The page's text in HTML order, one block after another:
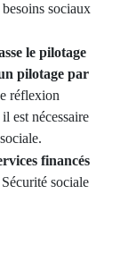
sociaux
le pilotage
pilotage par
réflexion
est nécessaire
financés
sociale